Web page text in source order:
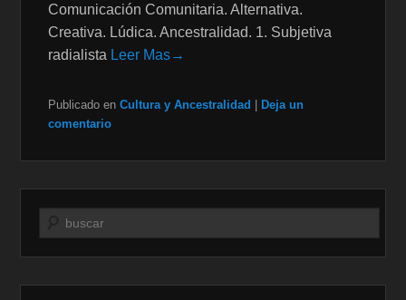
Comunicación Comunitaria. Alternativa.
Creativa. Lúdica. Ancestralidad. 1. Subjetiva
radialista Leer Mas→
Publicado en Cultura y Ancestralidad
Deja un
comentario
Buscar